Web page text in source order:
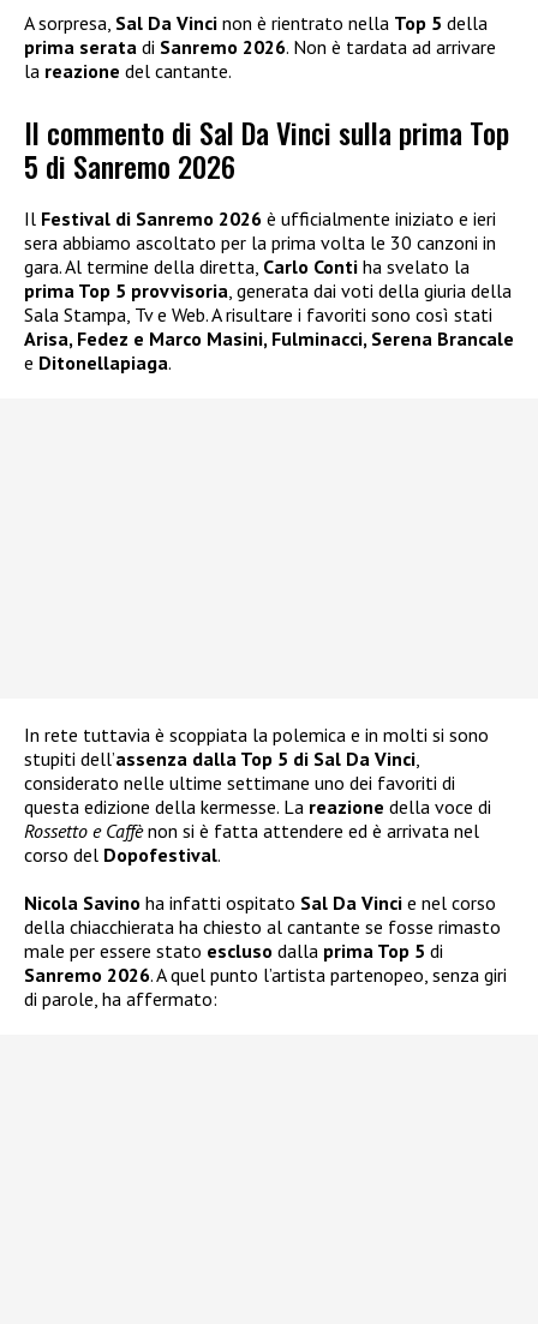
A sorpresa, Sal Da Vinci non è rientrato nella Top 5 della
prima serata di Sanremo 2026. Non è tardata ad arrivare
la reazione del cantante.
Il commento di Sal Da Vinci sulla prima Top
5 di Sanremo 2026
Il Festival di Sanremo 2026 è ufficialmente iniziato e ieri
sera abbiamo ascoltato per la prima volta le 30 canzoni in
gara. Al termine della diretta, Carlo Conti ha svelato la
prima Top 5 provvisoria , generata dai voti della giuria della
Sala Stampa, Tv e Web. A risultare i favoriti sono così stati
Arisa, Fedez e Marco Masini, Fulminacci, Serena Brancale
e Ditonellapiaga.
In rete tuttavia è scoppiata la polemica e in molti si sono
stupiti dell’assenza dalla Top 5 di Sal Da Vinci
considerato nelle ultime settimane uno dei favoriti di
questa edizione della kermesse. La reazione della voce di
Rossetto e Caffènon si è fatta attendere ed è arrivata nel
corso del Dopofestival.
Nicola Savino ha infatti ospitato Sal Da Vinci e nel corso
della chiacchierata ha chiesto al cantante se fosse rimasto
male per essere stato escluso dalla prima Top 5 di
Sanremo 2026. A quel punto l’artista partenopeo, senza giri
di parole, ha affermato: